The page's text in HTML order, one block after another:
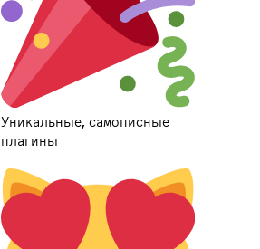
Уникальные, самописные
плагины